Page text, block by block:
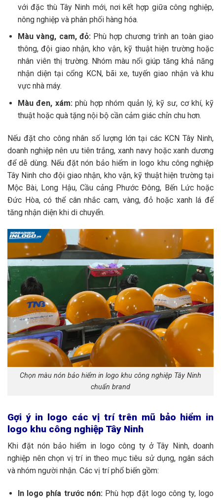
với đặc thù Tây Ninh mới, nơi kết hợp giữa công nghiệp,
nông nghiệp và phân phối hàng hóa.
Màu vàng, cam, đỏ: Phù hợp chương trình an toàn giao
thông, đội giao nhận, kho vận, kỹ thuật hiện trường hoặc
nhân viên thị trường. Nhóm màu nổi giúp tăng khả năng
nhận diện tại cổng KCN, bãi xe, tuyến giao nhận và khu
vực nhà máy.
Màu đen, xám:phù hợp nhóm quản lý, kỹ sư, cơ khí, kỹ
thuật hoặc quà tặng nội bộ cần cảm giác chỉn chu hơn.
Nếu đặt cho công nhân số lượng lớn tại các KCN Tây Ninh,
doanh nghiệp nên ưu tiên trắng, xanh navy hoặc xanh dương
để dễ dùng. Nếu đặt nón bảo hiểm in logo khu công nghiệp
Tây Ninh cho đội giao nhận, kho vận, kỹ thuật hiện trường tại
Mộc Bài, Long Hậu, Cầu cảng Phước Đông, Bến Lức hoặc
Đức Hòa, có thể cân nhắc cam, vàng, đỏ hoặc xanh lá để
tăng nhận diện khi di chuyển.
Chọn màu nón bảo hiểm in logo khu công nghiệp Tây Ninh
chuẩn brand
Gợi ý in logo các vị trí trên mũ bảo hiểm in
logo khu công nghiệp Tây Ninh
Khi đặt nón bảo hiểm in logo công ty ở Tây Ninh, doanh
nghiệp nên chọn vị trí in theo mục tiêu sử dụng, ngân sách
và nhóm người nhận. Các vị trí phổ biến gồm:
In logo phía trước nón:Phù hợp đặt logo công ty, logo